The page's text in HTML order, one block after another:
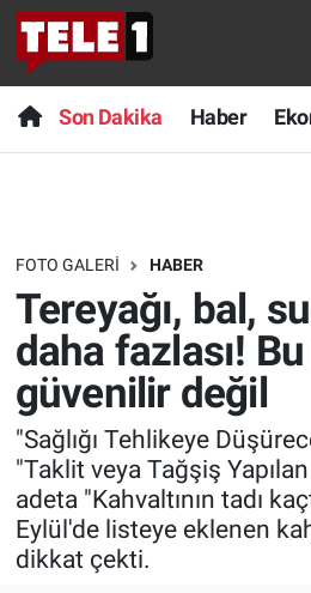
Son Dakika Haber
FOTO GALERI HABER
Tereyağı, bal,
daha fazlası!
güvenilir değil
"Sağlığı Tehlikeye
"Taklit veya Tağşiş
adeta "Kahvaltının tadı
Eylül'de listeye eklenen
dikkat çekti.
Anında Manşet
Başka Sohbetler
Bilim turu
Bilim ve Teknoloji Evreni
Doğa Konuşuyor
Dünya
Ege Saati
Ege'den Esintiler
Son Dakika
Haber
Dünya
Teknoloji
Sağlık
Spor
Yayın Akışı
İletişim
Nöbetçi Eczaneler
Hava Durumu
Trafik Durumu
Süper Lig Puan Durumu ve
Tüm Manşetler
Son Dakika Haberleri
Haber Arşivi